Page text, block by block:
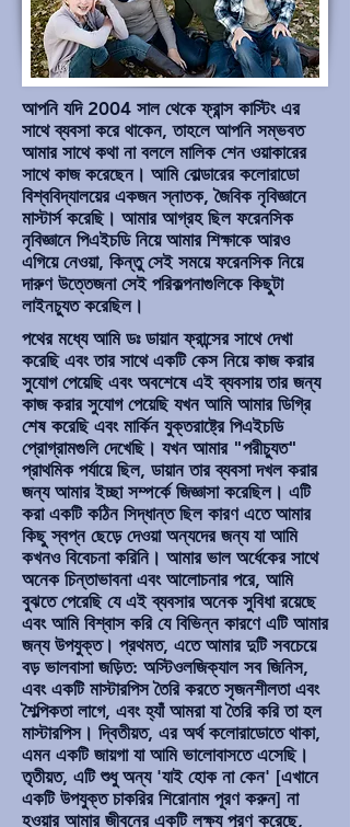
আপনি যদি 2004 সাল থেকে ফ্রান্স কাস্টিং এর
সাথে ব্যবসা করে থাকেন, তাহলে আপনি সম্ভবত
আমার সাথে কথা না বললে মালিক শেন ওয়াকারের
সাথে কাজ করেছেন। আমি বোল্ডারের কলোরাডো
বিশ্ববিদ্যালয়ের একজন স্নাতক, জৈবিক নৃবিজ্ঞানে
মাস্টার্স করেছি। আমার আগ্রহ ছিল ফরেনসিক
নৃবিজ্ঞানে পিএইচডি নিয়ে আমার শিক্ষাকে আরও
এগিয়ে নেওয়া, কিন্তু সেই সময়ে ফরেনসিক নিয়ে
দারুণ উত্তেজনা সেই পরিকল্পনাগুলিকে কিছুটা
লাইনচ্যুত করেছিল।
পথের মধ্যে আমি ডঃ ডায়ান ফ্রান্সের সাথে দেখা
করেছি এবং তার সাথে একটি কেস নিয়ে কাজ করার
সুযোগ পেয়েছি এবং অবশেষে এই ব্যবসায় তার জন্য
কাজ করার সুযোগ পেয়েছি যখন আমি আমার ডিগ্রি
শেষ করেছি এবং মার্কিন যুক্তরাষ্ট্রে পিএইচডি
প্রোগ্রামগুলি দেখেছি। যখন আমার "পরীচ্যুত"
প্রাথমিক পর্যায়ে ছিল, ডায়ান তার ব্যবসা দখল করার
জন্য আমার ইচ্ছা সম্পর্কে জিজ্ঞাসা করেছিল। এটি
করা একটি কঠিন সিদ্ধান্ত ছিল কারণ এতে আমার
কিছু স্বপ্ন ছেড়ে দেওয়া অন্যদের জন্য যা আমি
কখনও বিবেচনা করিনি। আমার ভাল অর্ধেকের সাথে
অনেক চিন্তাভাবনা এবং আলোচনার পরে, আমি
বুঝতে পেরেছি যে এই ব্যবসার অনেক সুবিধা রয়েছে
এবং আমি বিশ্বাস করি যে বিভিন্ন কারণে এটি আমার
জন্য উপযুক্ত। প্রথমত, এতে আমার দুটি সবচেয়ে
বড় ভালবাসা জড়িত: অস্টিওলজিক্যাল সব জিনিস,
এবং একটি মাস্টারপিস তৈরি করতে সৃজনশীলতা এবং
শৈল্পিকতা লাগে, এবং হ্যাঁ আমরা যা তৈরি করি তা হল
মাস্টারপিস। দ্বিতীয়ত, এর অর্থ কলোরাডোতে থাকা,
এমন একটি জায়গা যা আমি ভালোবাসতে এসেছি।
তৃতীয়ত, এটি শুধু অন্য 'যাই হোক না কেন' [এখানে
একটি উপযুক্ত চাকরির শিরোনাম পূরণ করুন] না
হওয়ার আমার জীবনের একটি লক্ষ্য পূরণ করেছে,